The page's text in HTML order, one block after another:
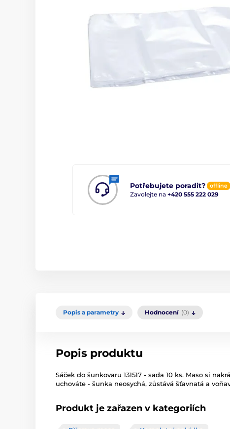
Potřebujete poradit? offline
Zavolejte na +420 555 222 029
Popis a parametry Hodnocení (0)
Popis produktu
Sáček do šunkovaru 131517 - sada 10 ks. Maso si
uchováte - šunka neosychá, zůstává šťavnatá a
Produkt je zařazen v kategoriích